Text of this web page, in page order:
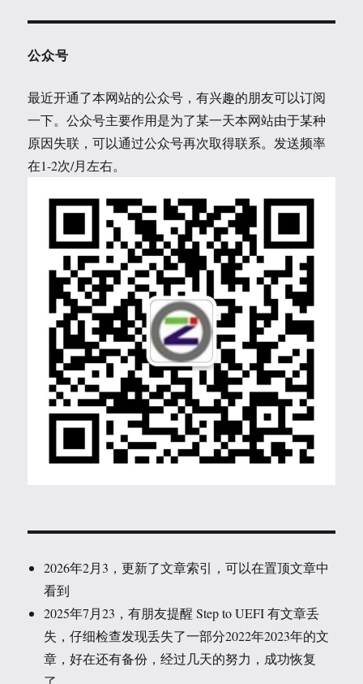
公众号
最近开通了本网站的公众号，有兴趣的朋友可以订阅
一下。公众号主要作用是为了某一天本网站由于某种
原因失联，可以通过公众号再次取得联系。发送频率
在1-2次/月左右。
2026年2月3，更新了文章索引，可以在置顶文章中
看到
2025年7月23，有朋友提醒 Step to UEFI 有文章丢
失，仔细检查发现丢失了一部分2022年2023年的文
章，好在还有备份，经过几天的努力，成功恢复